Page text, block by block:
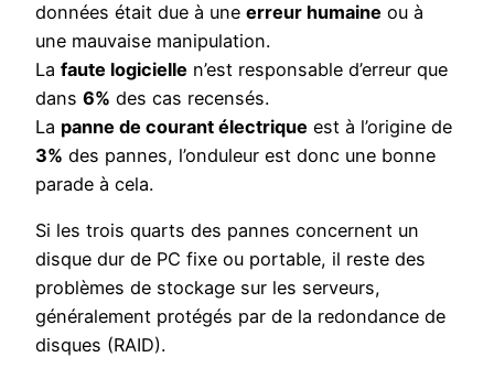
données était due à une erreur humaine ou à
une mauvaise manipulation.
La faute logicielle n’est responsable d’erreur que
dans 6% des cas recensés.
La panne de courant électrique est à l’origine de
3% des pannes, l’onduleur est donc une bonne
parade à cela.
Si les trois quarts des pannes concernent un
disque dur de PC fixe ou portable, il reste des
problèmes de stockage sur les serveurs,
généralement protégés par de la redondance de
disques (RAID).